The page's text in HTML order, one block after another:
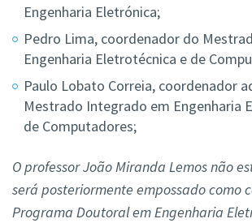
Engenharia Eletrónica;
Pedro Lima, coordenador do
Engenharia Eletrotécnica e de
Paulo Lobato Correia, coordenador
Mestrado Integrado em Engenharia
de Computadores;
O professor João Miranda Lemos não
será posteriormente empossado como
Programa Doutoral em Engenharia